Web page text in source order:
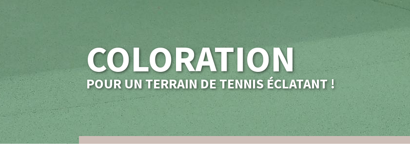
COLORATION
POUR UN TERRAIN DE TENNIS ÉCLATANT !